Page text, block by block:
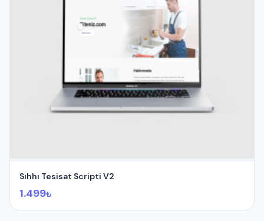
Sıhhı Tesisat Scripti V2
1.499₺